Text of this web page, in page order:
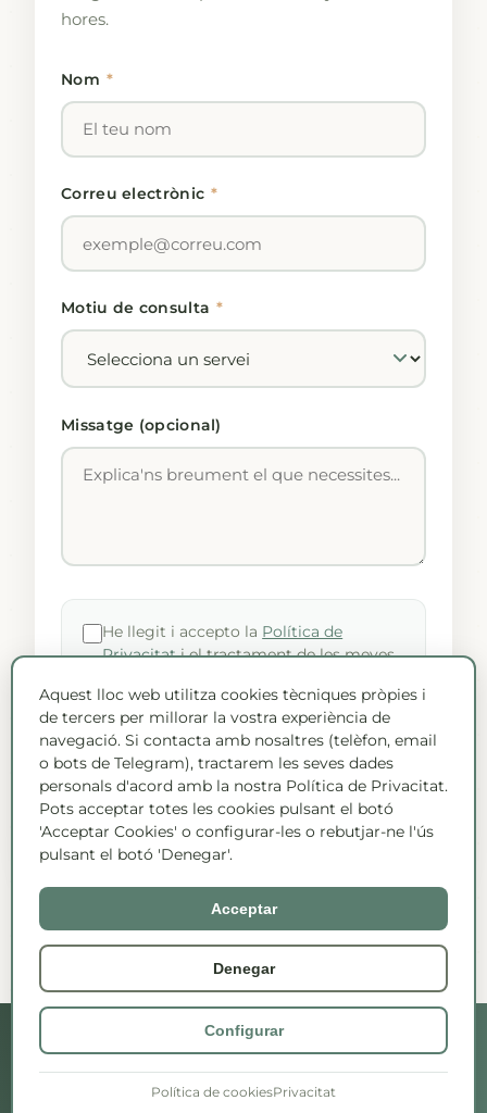
hores.
Nom *
Correu electrònic *
Motiu de consulta *
Missatge (opcional)
He llegit i accepto la Política de
Privacitati el tractament de les meves
serveis sol·licitats. Les dades no es
cediran a tercers.
Enviar missatge
©2026TerapiaDirecta · Univers Blavís SL
Cookies·Avís Legal
Aquest lloc web utilitza cookies tècniques pròpies i
de tercers per millorar la vostra experiència de
navegació. Si contacta amb nosaltres (telèfon, email
o bots de Telegram), tractarem les seves dades
personals d'acord amb la nostra Política de Privacitat.
Pots acceptar totes les cookies pulsant el botó
'Acceptar Cookies' o configurar-les o rebutjar-ne l'ús
pulsant el botó 'Denegar'.
Acceptar
Denegar
Configurar
Política de cookiesPrivacitat